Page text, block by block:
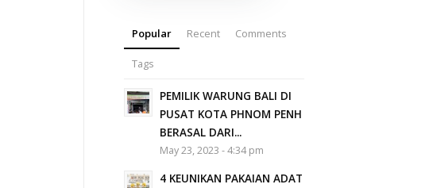
Popular Recent Comments
Tags
PEMILIK WARUNG BALI DI
PUSAT KOTA PHNOM PENH
BERASAL DARI...
May 23, 2023 - 4:34 pm
4 KEUNIKAN PAKAIAN ADAT